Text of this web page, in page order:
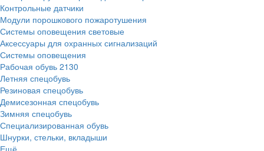
Контрольные датчики
Модули порошкового пожаротушения
Системы оповещения световые
Аксессуары для охранных сигнализаций
Системы оповещения
Рабочая обувь 2130
Летняя спецобувь
Резиновая спецобувь
Демисезонная спецобувь
Зимняя спецобувь
Специализированная обувь
Шнурки, стельки, вкладыши
Ещё